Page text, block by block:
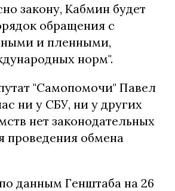
закону, Кабмин будет
обращения с
и пленными,
норм".
"Самопомочи" Павел
ни у СБУ, ни у других
нет законодательных
проведения обмена
данным Генштаба на 26